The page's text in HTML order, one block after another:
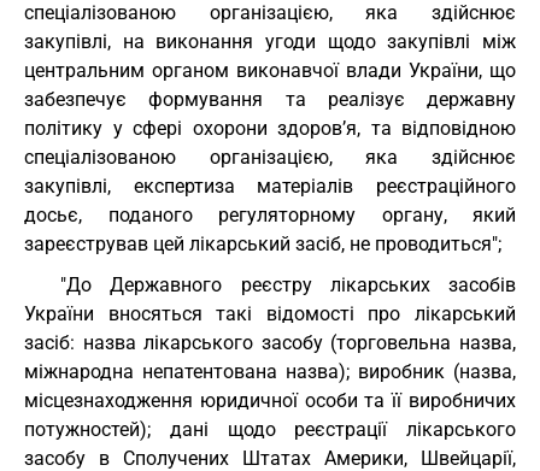
спеціалізованою організацією, яка здійснює
закупівлі, на виконання угоди щодо закупівлі між
центральним органом виконавчої влади України, що
забезпечує формування та реалізує державну
політику у сфері охорони здоров’я, та відповідною
спеціалізованою організацією, яка здійснює
закупівлі, експертиза матеріалів реєстраційного
досьє, поданого регуляторному органу, який
зареєстрував цей лікарський засіб, не проводиться";
"До Державного реєстру лікарських засобів
України вносяться такі відомості про лікарський
засіб: назва лікарського засобу (торговельна назва,
міжнародна непатентована назва); виробник (назва,
місцезнаходження юридичної особи та її виробничих
потужностей); дані щодо реєстрації лікарського
засобу в Сполучених Штатах Америки, Швейцарії,